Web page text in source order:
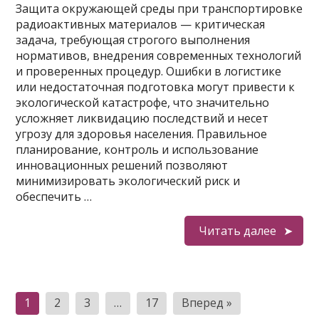
Защита окружающей среды при транспортировке
радиоактивных материалов — критическая
задача, требующая строгого выполнения
нормативов, внедрения современных технологий
и проверенных процедур. Ошибки в логистике
или недостаточная подготовка могут привести к
экологической катастрофе, что значительно
усложняет ликвидацию последствий и несет
угрозу для здоровья населения. Правильное
планирование, контроль и использование
инновационных решений позволяют
минимизировать экологический риск и
обеспечить …
Читать далее
Пагинация
записей
1 2 3 … 17 Вперед »